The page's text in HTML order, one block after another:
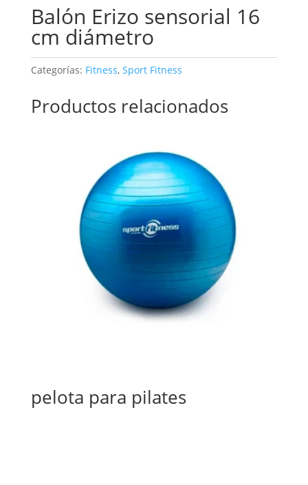
Balón Erizo sensorial 16
cm diámetro
Categorías: Fitness, Sport Fitness
Productos relacionados
pelota para pilates